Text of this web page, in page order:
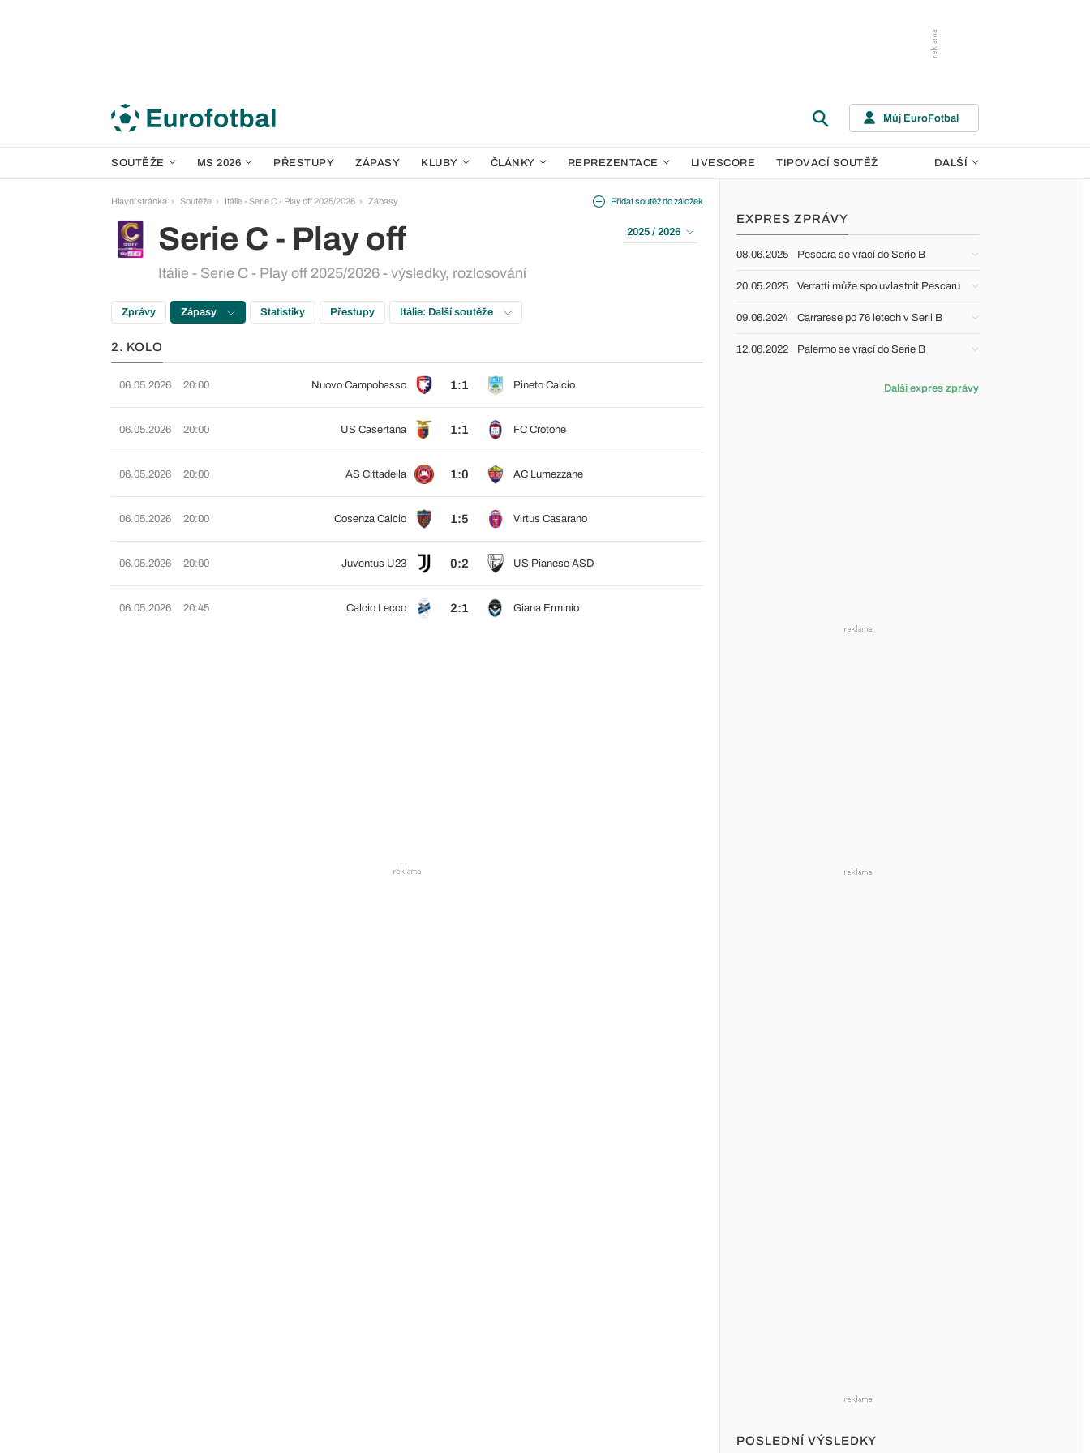
Můj EuroFotbal
SOUTĚŽE MS 2026 PŘESTUPY ZÁPASY KLUBY ČLÁNKY REPREZENTACE LIVESCORE TIPOVACÍ SOUTĚŽ DALŠÍ
Hlavní stránka Soutěže Itálie - Serie C - Play off 2025/2026 Zápasy
Serie C - Play off
Itálie - Serie C - Play off 2025/2026 - výsledky, rozlosování
Přidat soutěž do záložek
2025 / 2026
Zprávy Zápasy Statistiky Přestupy Itálie: Další soutěže
2. KOLO
06.05.2026 20:00 Nuovo Campobasso 1:1 Pineto Calcio
06.05.2026 20:00 US Casertana 1:1 FC Crotone
06.05.2026 20:00 AS Cittadella 1:0 AC Lumezzane
06.05.2026 20:00 Cosenza Calcio 1:5 Virtus Casarano
06.05.2026 20:00 Juventus U23 0:2 US Pianese ASD
06.05.2026 20:45 Calcio Lecco 2:1 Giana Erminio
EXPRES ZPRÁVY
08.06.2025 Pescara se vrací do Serie B
20.05.2025 Verratti může spoluvlastnit Pescaru
09.06.2024 Carrarese po 76 letech v Serii B
12.06.2022 Palermo se vrací do Serie B
Další expres zprávy
POSLEDNÍ VÝSLEDKY